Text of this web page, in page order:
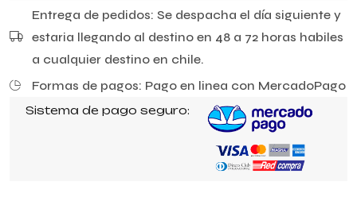
Entrega de pedidos: Se despacha el día siguiente y
estaria llegando al destino en 48 a 72 horas habiles
a cualquier destino en chile.
Formas de pagos: Pago en linea con MercadoPago
Sistema de pago seguro: